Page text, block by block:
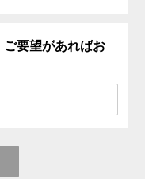
要望があればお